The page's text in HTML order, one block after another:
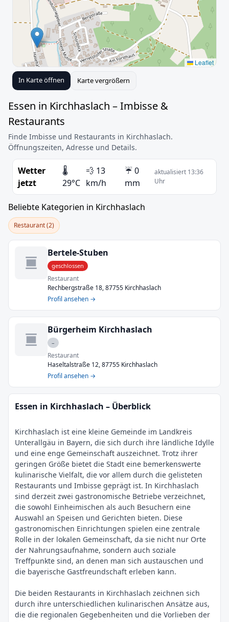
Leaflet
In Karte öffnen Karte vergrößern
Essen in Kirchhaslach – Imbisse &
Restaurants
Finde Imbisse und Restaurants in Kirchhaslach.
Öffnungszeiten, Adresse und Details.
Wetter
jetzt
🌡️
29°C
💨 13
km/h
☔ 0
mm
aktualisiert 13:36
Uhr
Beliebte Kategorien in Kirchhaslach
Restaurant (2)
Bertele-Stuben
geschlossen
Restaurant
Rechbergstraße 18, 87755 Kirchhaslach
Profil ansehen →
Bürgerheim Kirchhaslach
–
Restaurant
Haseltalstraße 12, 87755 Kirchhaslach
Profil ansehen →
Essen in Kirchhaslach – Überblick
Kirchhaslach ist eine kleine Gemeinde im Landkreis
Unterallgäu in Bayern, die sich durch ihre ländliche Idylle
und eine enge Gemeinschaft auszeichnet. Trotz ihrer
geringen Größe bietet die Stadt eine bemerkenswerte
kulinarische Vielfalt, die vor allem durch die gelisteten
Restaurants und Imbisse geprägt ist. In Kirchhaslach
sind derzeit zwei gastronomische Betriebe verzeichnet,
die sowohl Einheimischen als auch Besuchern eine
Auswahl an Speisen und Gerichten bieten. Diese
gastronomischen Einrichtungen spielen eine zentrale
Rolle in der lokalen Gemeinschaft, da sie nicht nur Orte
der Nahrungsaufnahme, sondern auch soziale
Treffpunkte sind, an denen man sich austauschen und
die bayerische Gastfreundschaft erleben kann.
Die beiden Restaurants in Kirchhaslach zeichnen sich
durch ihre unterschiedlichen kulinarischen Ansätze aus,
die die regionalen Gegebenheiten und die Vorlieben der